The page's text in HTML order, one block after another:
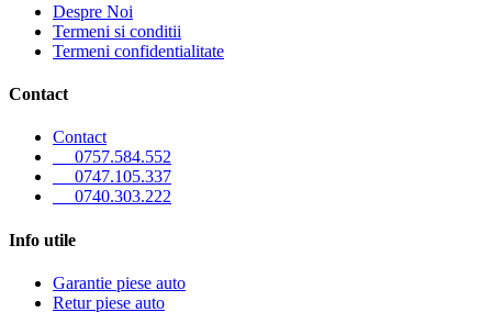
Despre Noi
Termeni si conditii
Termeni confidentialitate
Contact
Contact
0757.584.552
0747.105.337
0740.303.222
Info utile
Garantie piese auto
Retur piese auto